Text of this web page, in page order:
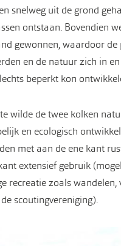
snelweg uit de grond
ontstaan. Bovendien
gewonnen, waardoor de
en de natuur zich in
beperkt kon
wilde de twee kolken
en ecologisch
met aan de ene kant
extensief gebruik
recreatie zoals wandelen,
scoutingvereniging).